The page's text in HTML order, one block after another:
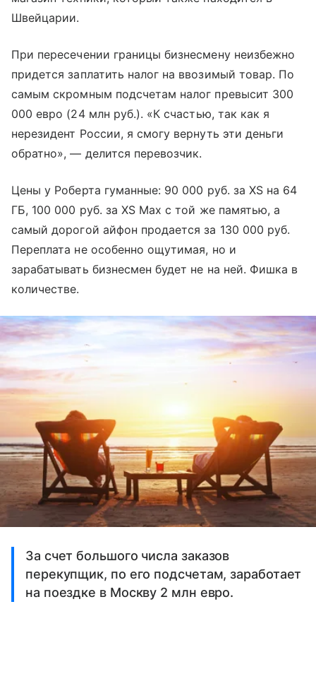
Швейцарии.
При пересечении границы бизнесмену неизбежно
придется заплатить налог на ввозимый товар. По
самым скромным подсчетам налог превысит 300
000 евро (24 млн руб.). «К счастью, так как я
нерезидент России, я смогу вернуть эти деньги
обратно», — делится перевозчик.
Цены у Роберта гуманные: 90 000 руб. за XS на 64
ГБ, 100 000 руб. за XS Max с той же памятью, а
самый дорогой айфон продается за 130 000 руб.
Переплата не особенно ощутимая, но и
зарабатывать бизнесмен будет не на ней. Фишка в
количестве.
За счет большого числа заказов
перекупщик, по его подсчетам, заработает
на поездке в Москву 2 млн евро.